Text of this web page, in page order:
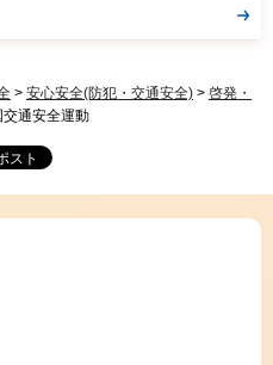
> 安心安全(防犯・交通安全) > 啓発・
通安全運動